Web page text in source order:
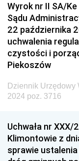
Wyrok nr II SA/
Sądu
22 października
uchwalenia
czystości i
Piekoszów
Dziennik Urzędowy
2024 poz. 3716
Uchwała nr
Klimontowie z
sprawie